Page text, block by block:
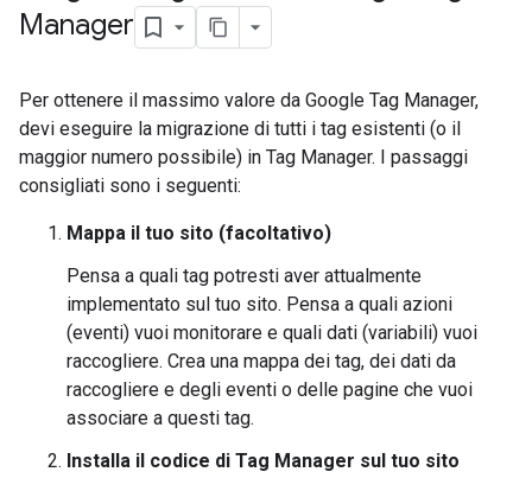
Manager
Per ottenere il massimo valore da Google Tag Manager,
devi eseguire la migrazione di tutti i tag esistenti (o il
maggior numero possibile) in Tag Manager. I passaggi
consigliati sono i seguenti:
Mappa il tuo sito (facoltativo)
Pensa a quali tag potresti aver attualmente
implementato sul tuo sito. Pensa a quali azioni
(eventi) vuoi monitorare e quali dati (variabili) vuoi
raccogliere. Crea una mappa dei tag, dei dati da
raccogliere e degli eventi o delle pagine che vuoi
associare a questi tag.
Installa il codice di Tag Manager sul tuo sito